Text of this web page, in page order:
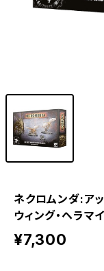
ネクロムンダ:アッ
ウィング・ヘラマ
¥7,300